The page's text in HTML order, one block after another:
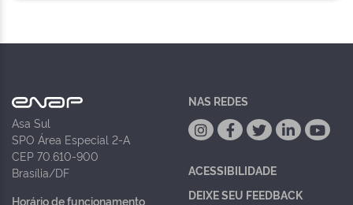
Asa Sul
SPO Área Especial 2-A
CEP 70.610-900
Brasília/DF
Horário de funcionamento
NAS REDES
ACESSIBILIDADE
DEIXE SEU FEEDBACK